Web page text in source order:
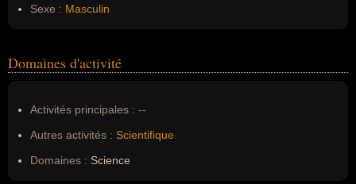
Sexe : Masculin
Domaines d'activité
Activités principales : --
Autres activités : Scientifique
Domaines : Science